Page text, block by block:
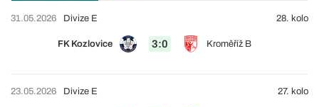
31.05.2026
FK Kozlovice 3:0 Kroměříž B
Divize E 28. kolo
23.05.2026 Divize E 27. kolo